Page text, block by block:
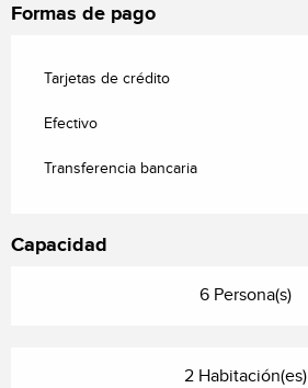
Formas de pago
Tarjetas de crédito
Efectivo
Transferencia bancaria
Capacidad
6 Persona(s)
2 Habitación(es)